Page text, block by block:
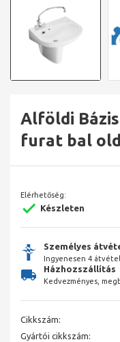
Alföldi Bázis
furat bal
Elérhetőség:
Készleten
Személyes
Ingyenesen 4
Házhozszállítás
Kedvezményes,
Cikkszám:
Gyártói cikkszám: